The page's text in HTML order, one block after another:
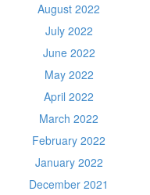
August 2022
July 2022
June 2022
May 2022
April 2022
March 2022
February 2022
January 2022
December 2021